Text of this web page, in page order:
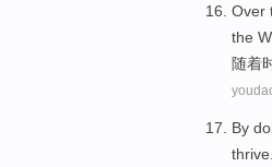
Over
the
随着
By
thrive